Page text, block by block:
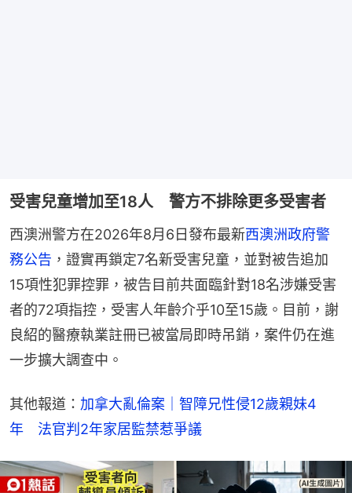
受害兒童增加至18人 警方不排除更多受害者
西澳洲警方在2026年8月6日發布最新西澳洲政府警
務公告 ，證實再鎖定7名新受害兒童，並對被告追加
15項性犯罪控罪，被告目前共面臨針對18名涉嫌受害
者的72項指控，受害人年齡介乎10至15歲。目前，謝
良紹的醫療執業註冊已被當局即時吊銷，案件仍在進
一步擴大調查中。
其他報道： 加拿大亂倫案｜智障兄性侵12歲親妹4
年　法官判2年家居監禁惹爭議